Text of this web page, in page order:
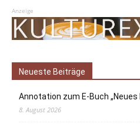
Anzeige
Neueste Beiträge
Annotation zum E-Buch „Neues
8. August 2026